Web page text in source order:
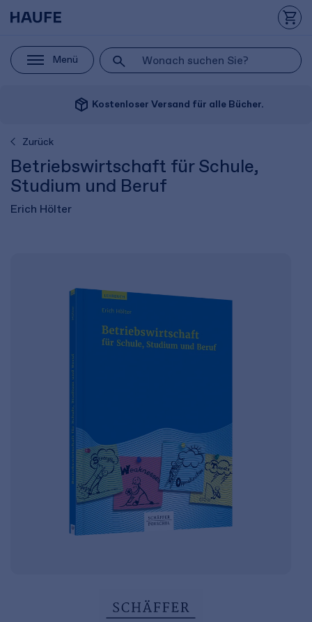
Menü
package_2 Kostenloser Versand für alle Bücher.
Zurück
Betriebswirtschaft für Schule,
Studium und Beruf
Erich Hölter